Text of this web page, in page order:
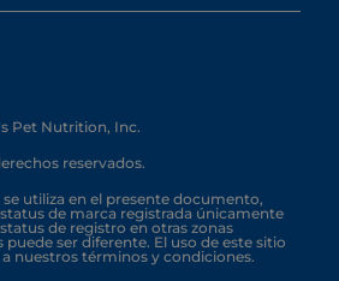
Pet Nutrition, Inc.
reservados.
utiliza en el presente documento,
de marca registrada únicamente
de registro en otras zonas
puede ser diferente. El uso de este sitio
nuestros términos y condiciones.